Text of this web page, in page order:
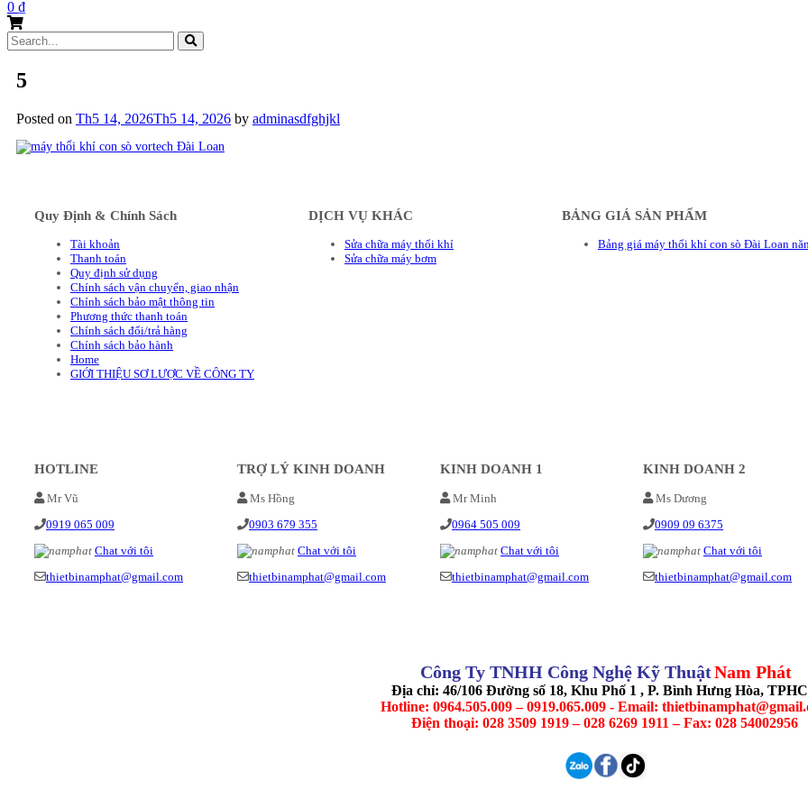
0 ₫
Search
for:
5
Posted on Th5 14, 2026Th5 14, 2026 by adminasdfghjkl
Quy Định & Chính Sách
Tài khoản
Thanh toán
Quy định sử dụng
Chính sách vận chuyển, giao nhận
Chính sách bảo mật thông tin
Phương thức thanh toán
Chính sách đổi/trả hàng
Chính sách bảo hành
Home
GIỚI THIỆU SƠ LƯỢC VỀ CÔNG TY
DỊCH VỤ KHÁC
Sửa chữa máy thổi khí
Sửa chữa máy bơm
BẢNG GIÁ SẢN PHẨM
Bảng giá máy thổi khí con sò Đài Loan
HOTLINE
Mr Vũ
0919 065 009
Chat với tôi
thietbinamphat@gmail.com
TRỢ LÝ KINH DOANH
Ms Hồng
0903 679 355
Chat với tôi
thietbinamphat@gmail.com
KINH DOANH 1
Mr Minh
0964 505 009
Chat với tôi
thietbinamphat@gmail.com
KINH DOANH 2
Ms Dương
0909 09 6375
Chat với tôi
thietbinamphat@gmail.com
Công Ty TNHH Công Nghệ Kỹ ThuậtNam Phát
Địa chỉ: 46/106 Đường số 18, Khu Phố 1 , P. Bình Hưng Hòa,
Hotline: 0964.505.009 – 0919.065.009 - Email:
Điện thoại: 028 3509 1919 – 028 6269 1911 – Fax: 028 54002956